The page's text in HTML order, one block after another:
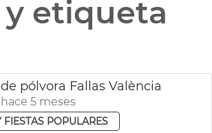
y etiqueta
pólvora Fallas València
5 meses
FIESTAS POPULARES